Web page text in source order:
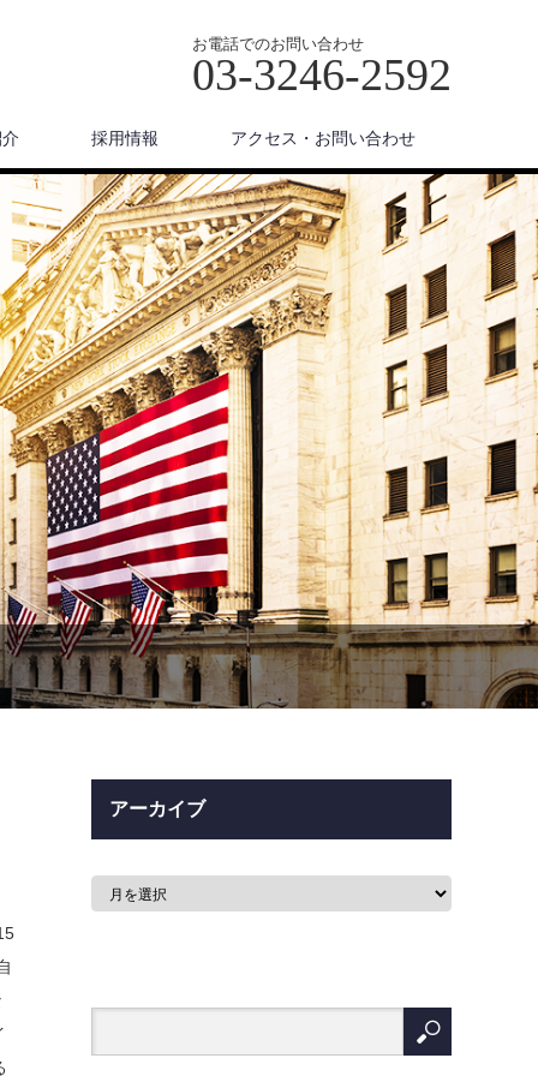
お電話でのお問い合わせ
03-3246-2592
採用情報 アクセス・お問い合わせ
アーカイブ